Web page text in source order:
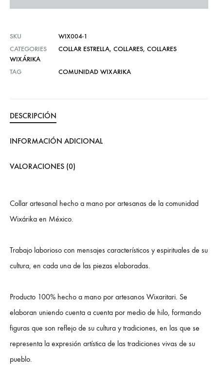
SKU
WIX004-1
CATEGORIES
COLLAR ESTRELLA, COLLARES, COLLARES
WIXÁRIKA
TAG
COMUNIDAD WIXARIKA
DESCRIPCIÓN
INFORMACIÓN ADICIONAL
VALORACIONES (0)
Collar artesanal hecho a mano por artesanas de la comunidad
Wixárika en México.
Trabajo laborioso con mensajes característicos y espirituales de su
cultura, en cada una de las piezas elaboradas.
Producto 100% hecho a mano por artesanos Wixaritari. Se
elaboran uniendo cuenta a cuenta por medio de hilo, formando
figuras que son reflejo de su cultura y tradiciones, en las que se
representa la expresión artística de las tradiciones vivas de su
pueblo.